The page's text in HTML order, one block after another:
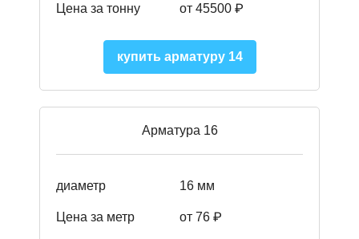
Цена за тонну от 45500 ₽
купить арматуру 14
Арматура 16
диаметр 16 мм
Цена за метр от 76 ₽